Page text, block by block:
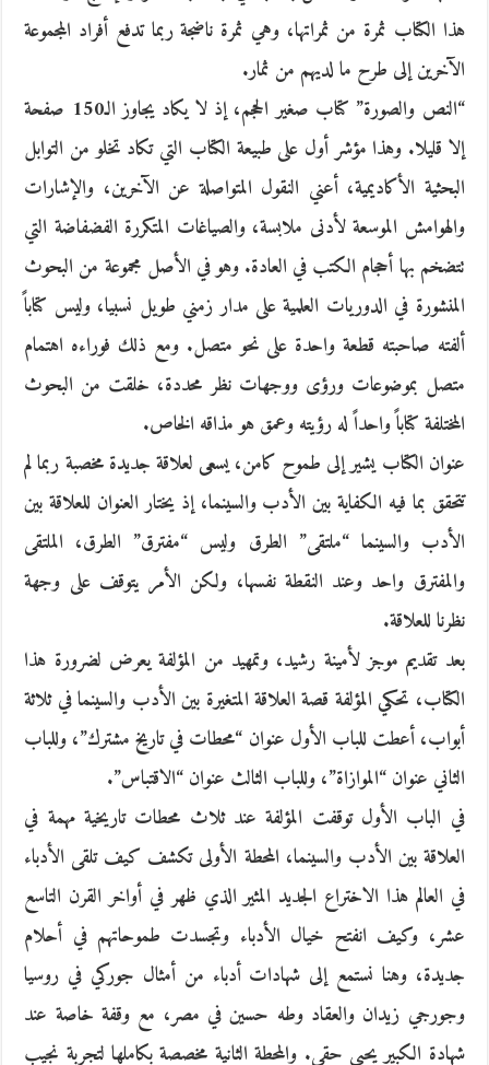
هذا الكتاب ثمرة من ثمراتها، وهي ثمرة ناضجة ربما تدفع أفراد المجموعة
الآخرين إلى طرح ما لديهم من ثمار.
“النص والصورة” كتاب صغير الحجم، إذ لا يكاد يجاوز الـ150 صفحة
إلا قليلا. وهذا مؤشر أول على طبيعة الكتاب التي تكاد تخلو من التوابل
البحثية الأكاديمية، أعني النقول المتواصلة عن الآخرين، والإشارات
والهوامش الموسعة لأدنى ملابسة، والصياغات المتكررة الفضفاضة التي
تتضخم بها أحجام الكتب في العادة. وهو في الأصل مجموعة من البحوث
المنشورة في الدوريات العلمية على مدار زمني طويل نسبيا، وليس كتاباً
ألفته صاحبته قطعة واحدة على نحو متصل. ومع ذلك فوراءه اهتمام
متصل بموضوعات ورؤى ووجهات نظر محددة، خلقت من البحوث
المختلفة كتاباً واحداً له رؤيته وعمق هو مذاقه الخاص.
عنوان الكتاب يشير إلى طموح كامن، يسعى لعلاقة جديدة مخصبة ربما لم
تتحقق بما فيه الكفاية بين الأدب والسينما، إذ يختار العنوان للعلاقة بين
الأدب والسينما “ملتقى” الطرق وليس “مفترق” الطرق، الملتقى
والمفترق واحد وعند النقطة نفسها، ولكن الأمر يتوقف على وجهة
نظرنا للعلاقة.
بعد تقديم موجز لأمينة رشيد، وتمهيد من المؤلفة يعرض لضرورة هذا
الكتاب، تحكي المؤلفة قصة العلاقة المتغيرة بين الأدب والسينما في ثلاثة
أبواب، أعطت للباب الأول عنوان “محطات في تاريخ مشترك”، وللباب
الثاني عنوان “الموازاة”، وللباب الثالث عنوان “الاقتباس”.
في الباب الأول توقفت المؤلفة عند ثلاث محطات تاريخية مهمة في
العلاقة بين الأدب والسينما، المحطة الأولى تكشف كيف تلقى الأدباء
في العالم هذا الاختراع الجديد المثير الذي ظهر في أواخر القرن التاسع
عشر، وكيف انفتح خيال الأدباء وتجسدت طموحاتهم في أحلام
جديدة، وهنا نستمع إلى شهادات أدباء من أمثال جوركي في روسيا
وجورجي زيدان والعقاد وطه حسين في مصر، مع وقفة خاصة عند
شهادة الكبير يحيى حقي. والمحطة الثانية مخصصة بكاملها لتجربة نجيب